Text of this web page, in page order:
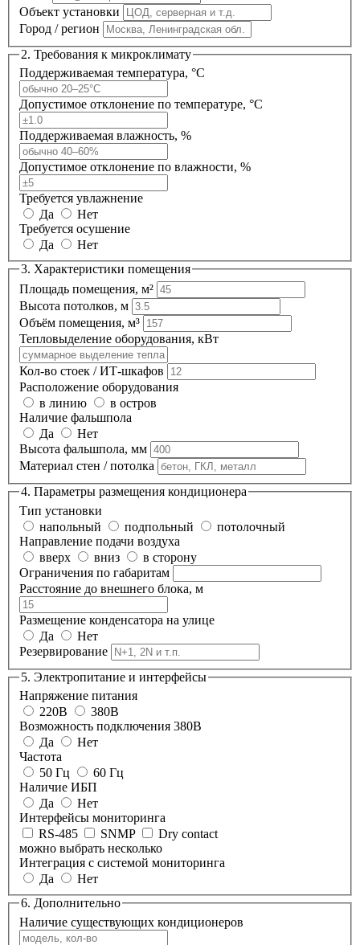
Объект установки
Город / регион
2. Требования к микроклимату
Поддерживаемая температура, °C
Допустимое отклонение по температуре, °C
Поддерживаемая влажность, %
Допустимое отклонение по влажности, %
Требуется увлажнение
Да
Нет
Требуется осушение
Да
Нет
3. Характеристики помещения
Площадь помещения, м²
Высота потолков, м
Объём помещения, м³
Тепловыделение оборудования, кВт
Кол-во стоек / ИТ-шкафов
Расположение оборудования
в линию
в остров
Наличие фальшпола
Да
Нет
Высота фальшпола, мм
Материал стен / потолка
4. Параметры размещения кондиционера
Тип установки
напольный
подпольный
потолочный
Направление подачи воздуха
вверх
вниз
в сторону
Ограничения по габаритам
Расстояние до внешнего блока, м
Размещение конденсатора на улице
Да
Нет
Резервирование
5. Электропитание и интерфейсы
Напряжение питания
220В
380В
Возможность подключения 380В
Да
Нет
Частота
50 Гц
60 Гц
Наличие ИБП
Да
Нет
Интерфейсы мониторинга
RS-485
SNMP
Dry contact
можно выбрать несколько
Интеграция с системой мониторинга
Да
Нет
6. Дополнительно
Наличие существующих кондиционеров